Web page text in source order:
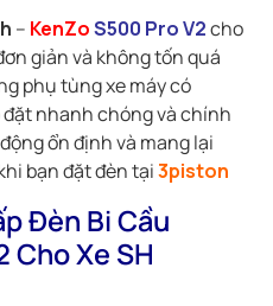
– KenZoS500 Pro V2cho
giản và không tốn quá
phụ tùng xe máy có
nhanh chóng và chính
ổn định và mang lại
bạn đặt đèn tại3piston
Đèn Bi Cầu
Cho Xe SH